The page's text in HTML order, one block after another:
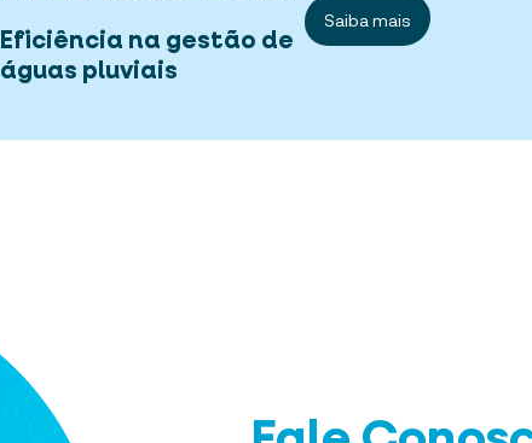
Eficiência na gestão de
águas pluviais
Saiba mais